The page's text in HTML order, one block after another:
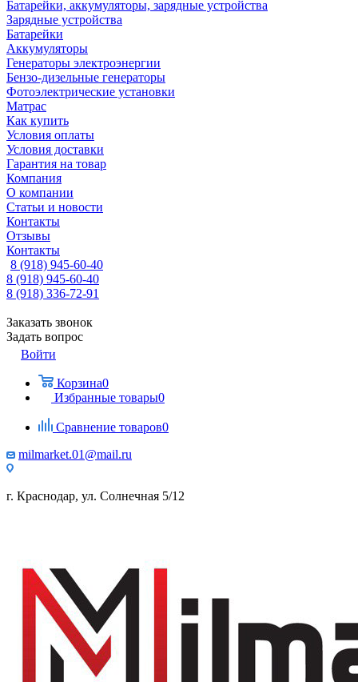
Батарейки, аккумуляторы, зарядные устройства
Зарядные устройства
Батарейки
Аккумуляторы
Генераторы электроэнергии
Бензо-дизельные генераторы
Фотоэлектрические установки
Матрас
Как купить
Условия оплаты
Условия доставки
Гарантия на товар
Компания
О компании
Статьи и новости
Контакты
Отзывы
Контакты
8 (918) 945-60-40
8 (918) 945-60-40
8 (918) 336-72-91
Заказать звонок
Задать вопрос
Войти
Корзина0
Избранные товары0
Сравнение товаров0
milmarket.01@mail.ru
г. Краснодар, ул. Солнечная 5/12